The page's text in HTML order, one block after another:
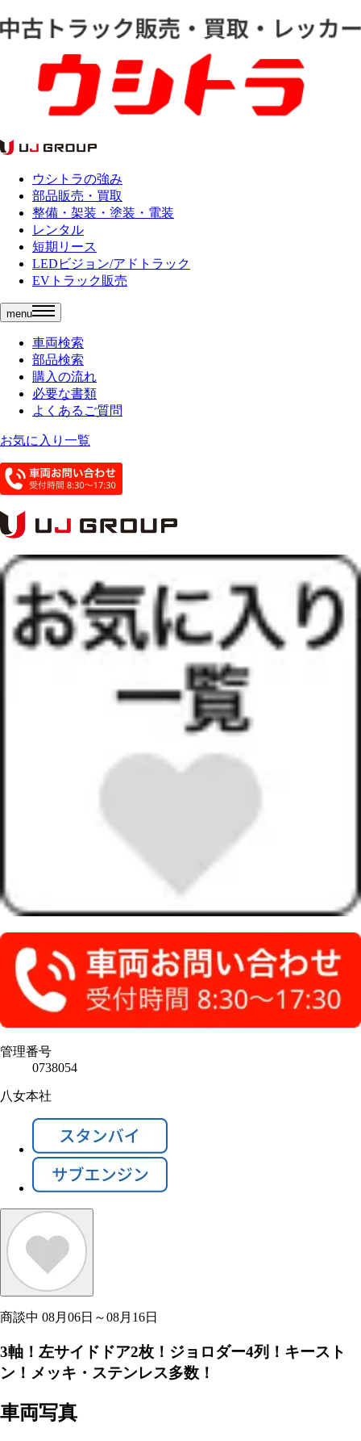
ウシトラの強み
部品販売・買取
整備・架装・塗装・電装
レンタル
短期リース
LEDビジョン/アドトラック
EVトラック販売
menu
車両検索
部品検索
購入の流れ
必要な書類
よくあるご質問
お気に入り一覧
管理番号
0738054
八女本社
商談中 08月06日～08月16日
3軸！左サイドドア2枚！ジョロダー4列！キースト
ン！メッキ・ステンレス多数！
車両写真